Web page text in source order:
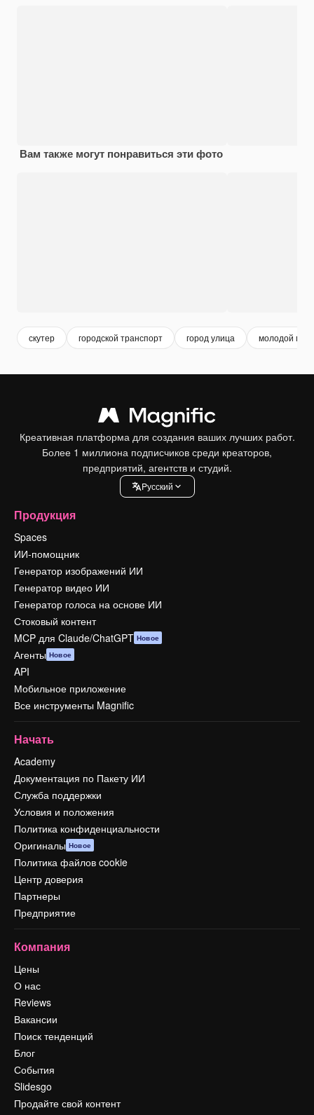
Вам также могут понравиться эти фото
скутер городской транспорт город улица молодой
Креативная платформа для создания ваших лучших работ.
Более 1 миллиона подписчиков среди креаторов,
предприятий, агентств и студий.
Pусский
Продукция
Spaces
ИИ-помощник
Генератор изображений ИИ
Генератор видео ИИ
Генератор голоса на основе ИИ
Стоковый контент
MCP для Claude/ChatGPT Новое
Агенты Новое
API
Мобильное приложение
Все инструменты Magnific
Начать
Academy
Документация по Пакету ИИ
Служба поддержки
Условия и положения
Политика конфиденциальности
Оригиналы Новое
Политика файлов cookie
Центр доверия
Партнеры
Предприятие
Компания
Цены
О нас
Reviews
Вакансии
Поиск тенденций
Блог
События
Slidesgo
Продайте свой контент